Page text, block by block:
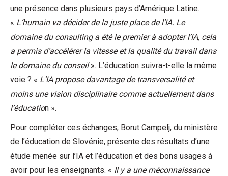
une présence dans plusieurs pays d’Amérique Latine.
« L’humain va décider de la juste place de l’IA. Le
domaine du consulting a été le premier à adopter l’IA, cela
a permis d’accélérer la vitesse et la qualité du travail dans
le domaine du conseil». L’éducation suivra-t-elle la même
voie ? « L’IA propose davantage de transversalité et
moins une vision disciplinaire comme actuellement dans
l’éducation ».
Pour compléter ces échanges, Borut Campelj, du ministère
de l’éducation de Slovénie, présente des résultats d’une
étude menée sur l’IA et l’éducation et des bons usages à
avoir pour les enseignants. « Il y a une méconnaissance